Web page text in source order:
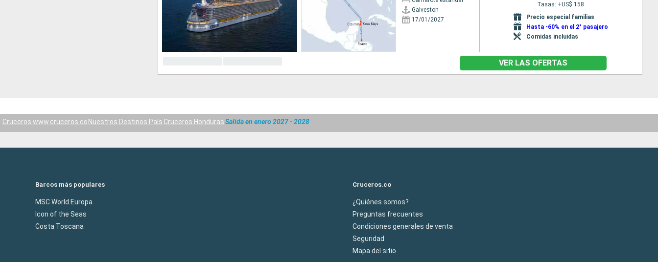
Galveston
17/01/2027
Tasas: +US$ 158
Precio especial familias
Hasta -60% en el 2° pasajero
Comidas incluidas
VER LAS OFERTAS
Cruceros www.cruceros.co Nuestros Destinos País Cruceros HondurasSalida en enero 2027 - 2028
Barcos más populares
MSC World Europa
Icon of the Seas
Costa Toscana
Cruceros.co
¿Quiénes somos?
Preguntas frecuentes
Condiciones generales de venta
Seguridad
Mapa del sitio